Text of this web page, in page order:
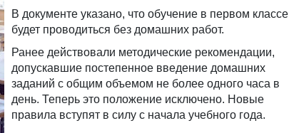
В документе указано, что обучение в первом классе
будет проводиться без домашних работ.
Ранее действовали методические рекомендации,
допускавшие постепенное введение домашних
заданий с общим объемом не более одного часа в
день. Теперь это положение исключено. Новые
правила вступят в силу с начала учебного года.